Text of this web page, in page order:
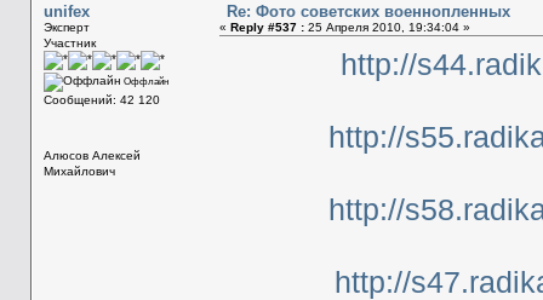
unifex
Эксперт
Участник
Оффлайн
Сообщений: 42 120
Алюсов Алексей
Михайлович
Re: Фото советских военнопленных
« Reply #537 :25 Апреля 2010, 19:34:04 »
http://
http://
http://
http://